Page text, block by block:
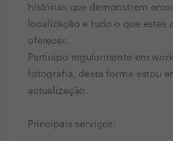
histórias que demonstrem
localização e tudo o que estes
oferecer.
Participo regularmente em
fotografia, desta forma estou
actualização.
Principais serviços: